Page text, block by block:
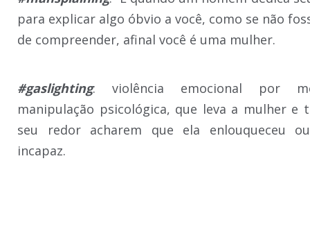
para explicar algo óbvio a você, como se não
de compreender, afinal você é uma mulher.
#gaslighting: violência emocional por
manipulação psicológica, que leva a mulher e
seu redor acharem que ela enlouqueceu
incapaz.